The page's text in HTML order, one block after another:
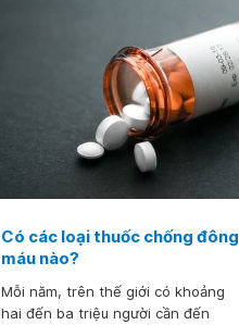
đang dùng các thuốc này nên chú
Có các loại thuốc chống đông
máu nào?
Mỗi năm, trên thế giới có khoảng
hai đến ba triệu người cần đến